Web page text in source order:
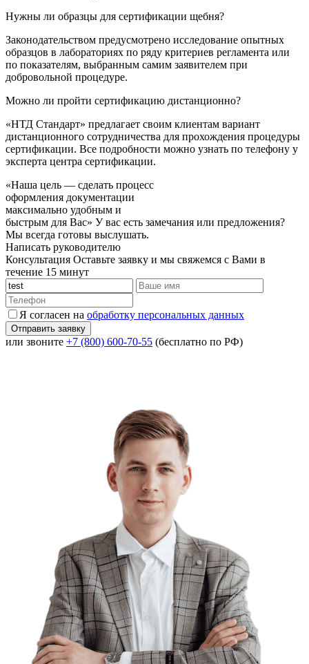
Нужны ли образцы для сертификации щебня?
Законодательством предусмотрено исследование опытных
образцов в лабораториях по ряду критериев регламента или
по показателям, выбранным самим заявителем при
добровольной процедуре.
Можно ли пройти сертификацию дистанционно?
«НТД Стандарт» предлагает своим клиентам вариант
дистанционного сотрудничества для прохождения процедуры
сертификации. Все подробности можно узнать по телефону у
эксперта центра сертификации.
«Наша цель — сделать процесс
оформления документации
максимально удобным и
быстрым для Вас» У вас есть замечания или предложения?
Мы всегда готовы выслушать.
Написать руководителю
Консультация Оставьте заявку и мы свяжемся с Вами в
течение 15 минут
Я согласен на обработку персональных данных
или звоните +7 (800) 600-70-55 (бесплатно по РФ)